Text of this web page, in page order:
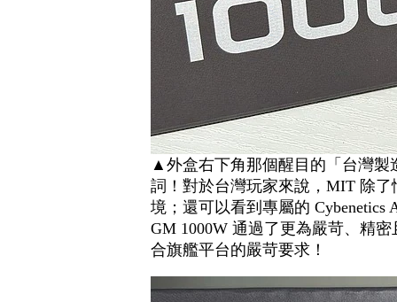
▲外盒右下角那個醒目的「台灣製
詞！對於台灣玩家來說，MIT 除
境；還可以看到專屬的 Cybenetics
GM 1000W 通過了更為嚴苛、精
合旗艦平台的嚴苛要求！